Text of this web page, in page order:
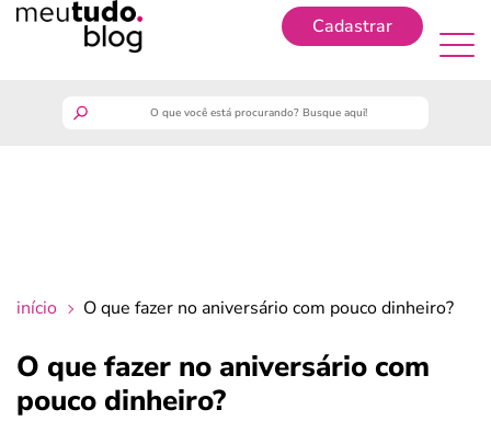
Cadastrar
crédito fácil
início O que fazer no aniversário com pouco dinheiro?
O que fazer no aniversário com
pouco dinheiro?